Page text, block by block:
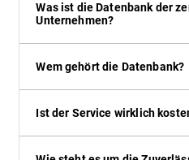
Was ist die Datenbank der
Unternehmen?
Wem gehört die Datenbank?
Ist der Service wirklich